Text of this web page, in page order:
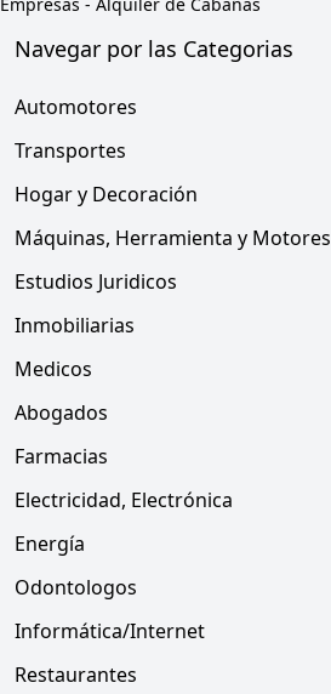
Navegar por las Categorias
Automotores
Transportes
Hogar y Decoración
Máquinas, Herramienta y Motores
Estudios Juridicos
Inmobiliarias
Medicos
Abogados
Farmacias
Electricidad, Electrónica
Energía
Odontologos
Informática/Internet
Restaurantes